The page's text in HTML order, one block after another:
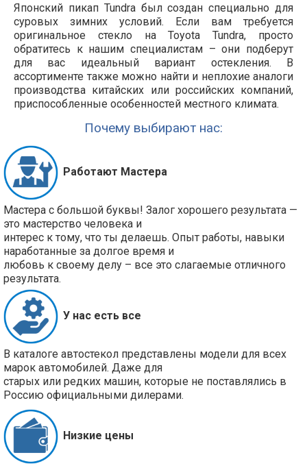
Японский пикап Tundra был создан специально для
суровых зимних условий. Если вам требуется
оригинальное стекло на Toyota Tundra, просто
обратитесь к нашим специалистам – они подберут
для вас идеальный вариант остекления. В
ассортименте также можно найти и неплохие аналоги
производства китайских или российских компаний,
приспособленные особенностей местного климата.
Почему выбирают нас:
Работают Мастера
Мастера с большой буквы! Залог хорошего результата —
это мастерство человека и
интерес к тому, что ты делаешь. Опыт работы, навыки
наработанные за долгое время и
любовь к своему делу – все это слагаемые отличного
результата.
У нас есть все
В каталоге автостекол представлены модели для всех
марок автомобилей. Даже для
старых или редких машин, которые не поставлялись в
Россию официальными дилерами.
Низкие цены